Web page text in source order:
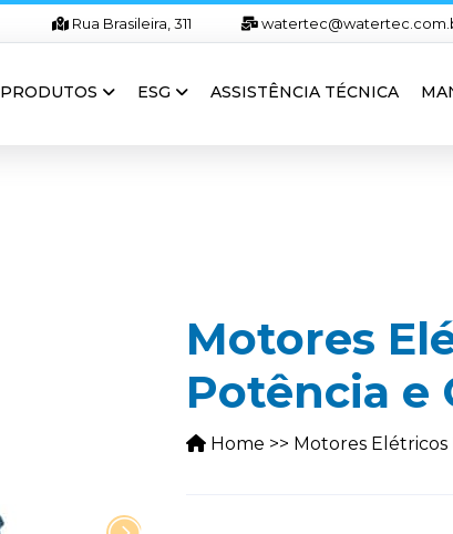
Rua Brasileira, 311
PRODUTOS ESG ASSISTÊNCIA TÉCNICA
Motores
Potência e
Home >> Motores Elétricos